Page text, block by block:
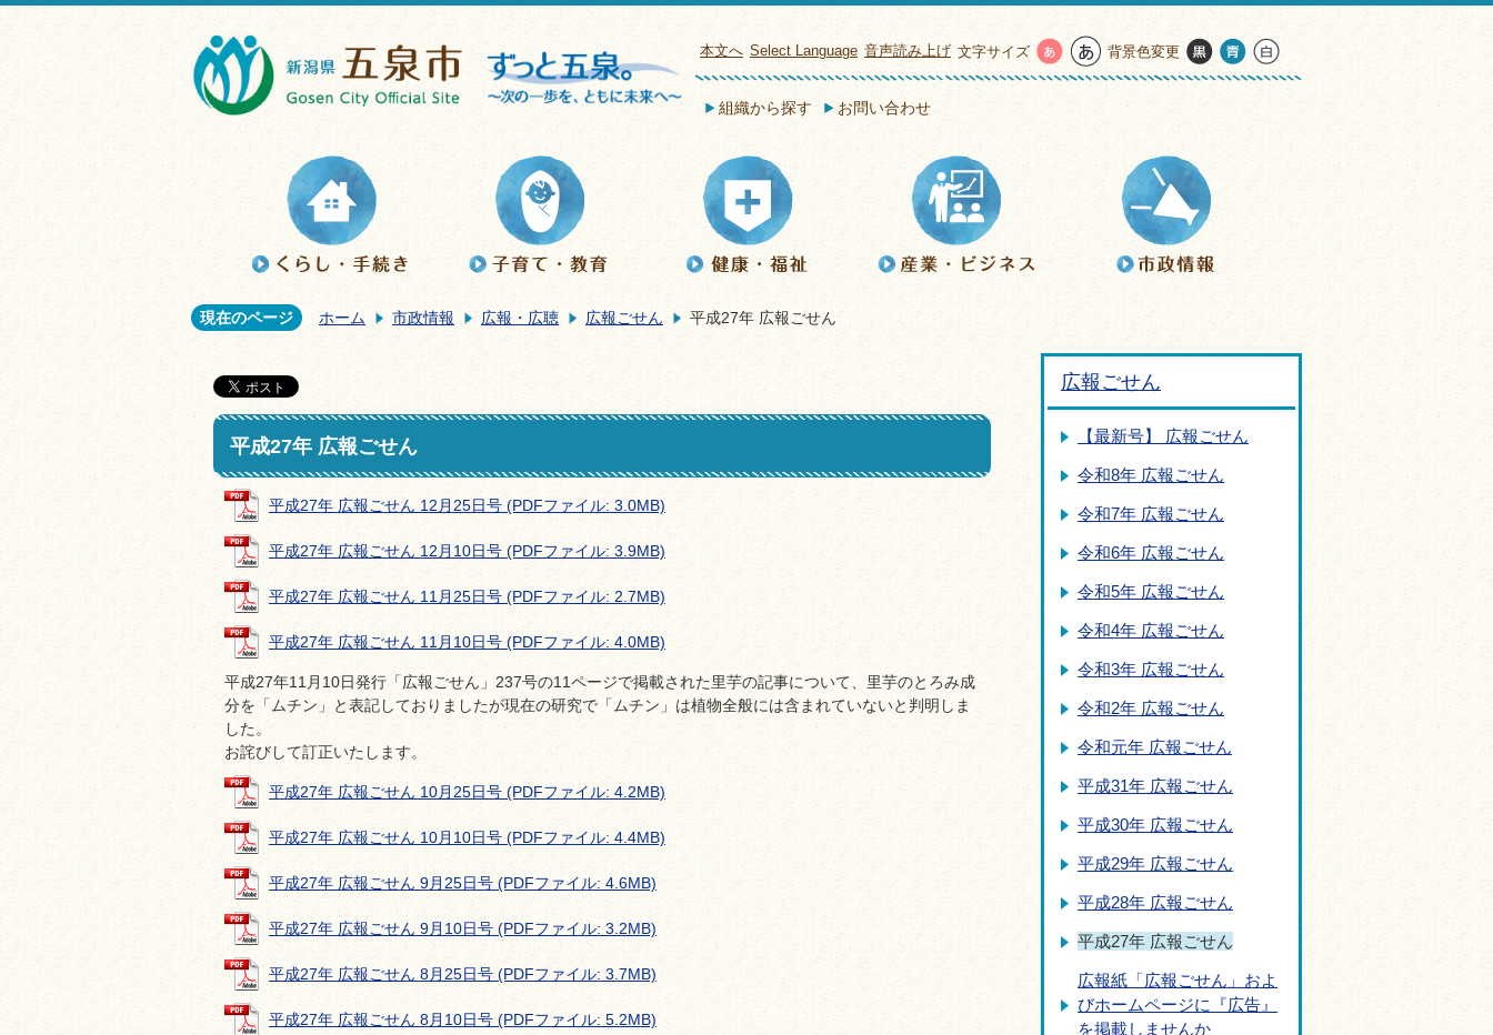
本文へ Select Language 音声読み上げ 文字サイズ 背景色変更
組織から探す お問い合わせ
現在のページ ホーム 市政情報 広報・広聴 広報ごせん 平成27年 広報ごせん
平成27年 広報ごせん
平成27年 広報ごせん 12月25日号 (PDFファイル: 3.0MB)
平成27年 広報ごせん 12月10日号 (PDFファイル: 3.9MB)
平成27年 広報ごせん 11月25日号 (PDFファイル: 2.7MB)
平成27年 広報ごせん 11月10日号 (PDFファイル: 4.0MB)
平成27年11月10日発行「広報ごせん」237号の11ページで掲載された里芋の記事について、里芋のとろみ成
分を「ムチン」と表記しておりましたが現在の研究で「ムチン」は植物全般には含まれていないと判明しま
した。
お詫びして訂正いたします。
平成27年 広報ごせん 10月25日号 (PDFファイル: 4.2MB)
平成27年 広報ごせん 10月10日号 (PDFファイル: 4.4MB)
平成27年 広報ごせん 9月25日号 (PDFファイル: 4.6MB)
平成27年 広報ごせん 9月10日号 (PDFファイル: 3.2MB)
平成27年 広報ごせん 8月25日号 (PDFファイル: 3.7MB)
平成27年 広報ごせん 8月10日号 (PDFファイル: 5.2MB)
広報ごせん
【最新号】 広報ごせん
令和8年 広報ごせん
令和7年 広報ごせん
令和6年 広報ごせん
令和5年 広報ごせん
令和4年 広報ごせん
令和3年 広報ごせん
令和2年 広報ごせん
令和元年 広報ごせん
平成31年 広報ごせん
平成30年 広報ごせん
平成29年 広報ごせん
平成28年 広報ごせん
平成27年 広報ごせん
広報紙「広報ごせん」およ
びホームページに『広告』
を掲載しませんか